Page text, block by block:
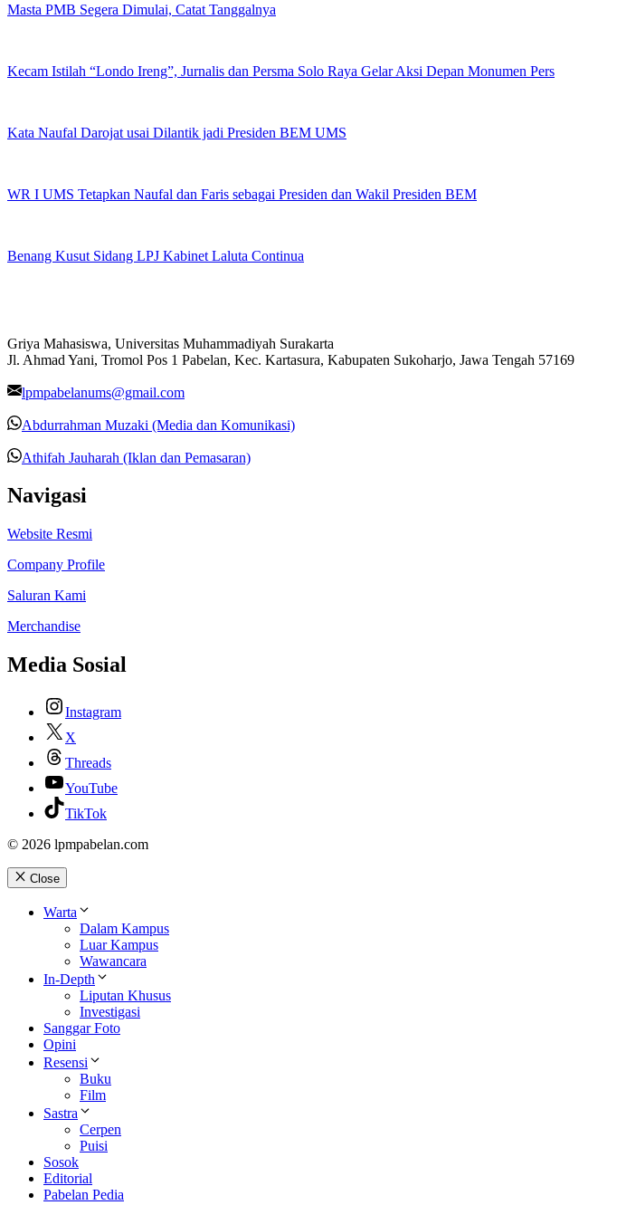
Masta PMB Segera Dimulai, Catat Tanggalnya
Kecam Istilah “Londo Ireng”, Jurnalis dan Persma Solo Raya Gelar Aksi Depan Monumen Pers
Kata Naufal Darojat usai Dilantik jadi Presiden BEM UMS
WR I UMS Tetapkan Naufal dan Faris sebagai Presiden dan Wakil Presiden BEM
Benang Kusut Sidang LPJ Kabinet Laluta Continua
Griya Mahasiswa, Universitas Muhammadiyah Surakarta
Jl. Ahmad Yani, Tromol Pos 1 Pabelan, Kec. Kartasura, Kabupaten Sukoharjo, Jawa Tengah 57169
lpmpabelanums@gmail.com
Abdurrahman Muzaki (Media dan Komunikasi)
Athifah Jauharah (Iklan dan Pemasaran)
Navigasi
Website Resmi
Company Profile
Saluran Kami
Merchandise
Media Sosial
Instagram
X
Threads
YouTube
TikTok
© 2026 lpmpabelan.com
Close
Warta
Dalam Kampus
Luar Kampus
Wawancara
In-Depth
Liputan Khusus
Investigasi
Sanggar Foto
Opini
Resensi
Buku
Film
Sastra
Cerpen
Puisi
Sosok
Editorial
Pabelan Pedia